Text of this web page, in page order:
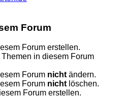
Forum
Forum erstellen.
in diesem Forum
Forum nicht ändern.
Forum nicht löschen.
Forum erstellen.